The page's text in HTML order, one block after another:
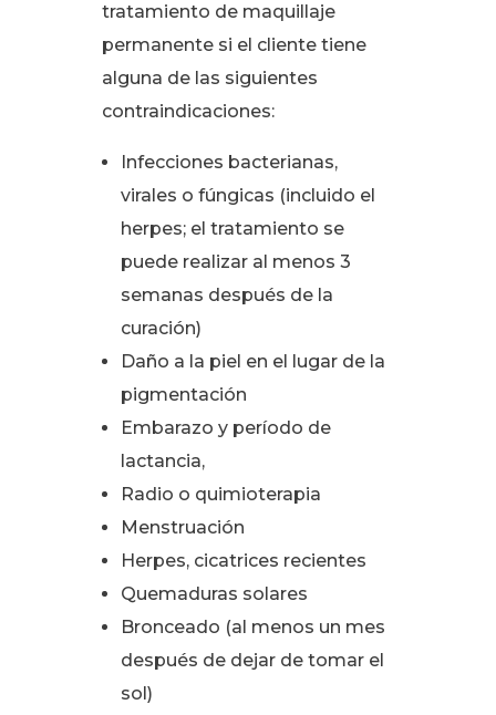
tratamiento de maquillaje
permanente si el cliente tiene
alguna de las siguientes
contraindicaciones:
Infecciones bacterianas,
virales o fúngicas (incluido el
herpes; el tratamiento se
puede realizar al menos 3
semanas después de la
curación)
Daño a la piel en el lugar de la
pigmentación
Embarazo y período de
lactancia,
Radio o quimioterapia
Menstruación
Herpes, cicatrices recientes
Quemaduras solares
Bronceado (al menos un mes
después de dejar de tomar el
sol)